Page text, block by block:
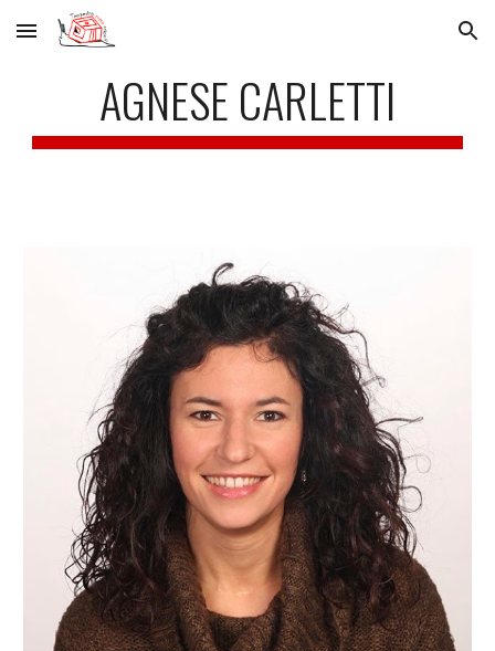
Skip to main content Skip to navigation
AGNESE CARLETTI